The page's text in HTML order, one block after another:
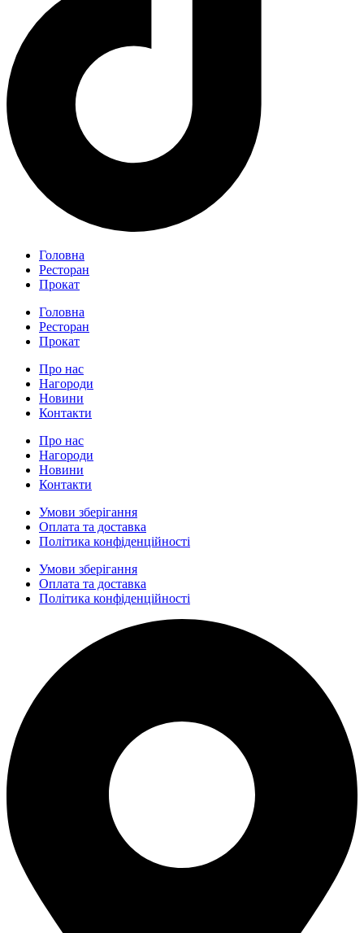
Головна
Ресторан
Прокат
Головна
Ресторан
Прокат
Про нас
Нагороди
Новини
Контакти
Про нас
Нагороди
Новини
Контакти
Умови зберігання
Оплата та доставка
Політика конфіденційності
Умови зберігання
Оплата та доставка
Політика конфіденційності